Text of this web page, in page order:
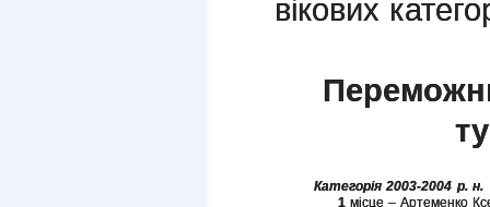
вікових
Категорія 2003-2004 р. н.
1 місце – Артеменко